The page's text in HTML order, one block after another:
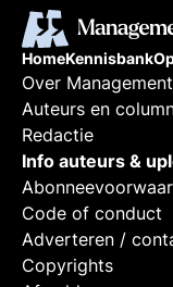
HomeKennisbank
Over
Auteurs en
Redactie
Info auteurs &
Code of conduct
Adverteren /
Copyrights